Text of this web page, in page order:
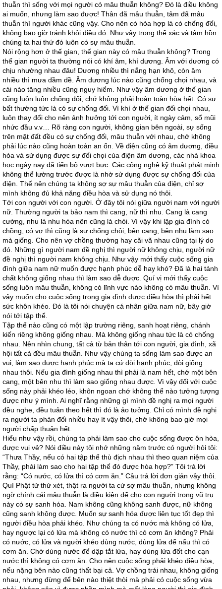
thuẫn thì sống với mọi người có mâu thuẫn không? Đó là điều không
ai muốn, nhưng làm sao được! Thân đã mâu thuẫn, tâm đã mâu
thuẫn thì người khác cũng vậy. Cho nên có hòa hợp là có chống đối,
không bao giờ tránh khỏi điều đó. Như vậy trong thể xác và tâm hồn
chúng ta hai thứ đó luôn có sự mâu thuẫn.
Nói rộng hơn ở thế gian, thế gian này có mâu thuẫn không? Trong
thế gian người ta thường nói có khí âm, khí dương. Âm với dương có
chịu nhường nhau đâu! Dương nhiều thì nắng hạn khô, còn âm
nhiều thì mưa dầm dề. Âm dương lúc nào cũng chống chọi nhau, và
cái nào tăng nhiều cũng nguy hiểm. Như vậy âm dương ở thế gian
cũng luôn luôn chống đối, chớ không phải hoàn toàn hòa hết. Có sự
bất thường tức là có sự chống đối. Vì khí ở thế gian đối chọi nhau,
luôn thay đổi cho nên ảnh hưởng tới con người, ít ngày cảm, sổ mũi
nhức đầu v.v… Rõ ràng con người, không gian bên ngoài, sự sống
trên mặt đất đều có sự chống đối, mâu thuẫn với nhau, chớ không
phải lúc nào cũng hoàn toàn an ổn. Về điện cũng có âm dương, điều
hòa và sử dụng được sự đối chọi của điện âm dương, các nhà khoa
học ngày nay đã tiến bộ vượt bực. Các công nghệ kỹ thuật phát minh
không thể lường trước được là nhờ sử dụng được sự chống đối của
điện. Thế nên chúng ta không sợ sự mâu thuẫn của điện, chỉ sợ
mình không đủ khả năng điều hòa và sử dụng nó thôi.
Tới con người với con người. Ở đây tôi nói giữa người nam với người
nữ. Thường người ta bảo nam thì cang, nữ thì nhu. Cang là cang
cường, nhu là nhu hòa nên cũng là chỏi. Vì vậy khi lập gia đình có
chồng, có vợ thì cũng là sự chống chỏi; bên cang, bên nhu làm sao
mà giống. Cho nên vợ chồng thường hay cãi vã nhau cũng tại lý do
đó. Những gì người nam đề nghị thì người nữ không chịu, người nữ
đề nghị thì người nam không chịu. Như vậy mới thấy cuộc sống gia
đình giữa nam nữ muốn được hạnh phúc dễ hay khó? Đã là hai tánh
chất không giống nhau thì làm sao dễ được. Quí vị mới thấy cuộc
sống luôn mâu thuẫn, không có lĩnh vực nào không có mâu thuẫn. Vì
vậy muốn cho cuộc sống trong gia đình được điều hòa thì phải hết
sức khôn khéo. Đó là tôi nói chuyện cá nhân giữa nam nữ, bây giờ
nói tới tập thể.
Tập thể nào cũng có một lập trường riêng, sanh hoạt riêng, chánh
kiến riêng không giống nhau. Mà không giống nhau tức là có chống
nhau. Nên nhìn chung, tất cả từ bản thân tới con người, gia đình, xã
hội tất cả đều mâu thuẫn. Như vậy chúng ta sống làm sao được an
vui, làm sao được hạnh phúc mà ta cứ đòi hạnh phúc, đòi giống
nhau thôi. Nếu gia đình giống nhau thì phải là nam hết, chớ một bên
cang, một bên nhu thì làm sao giống nhau được. Vì vậy đối với cuộc
sống này phải khéo léo, khôn ngoan chớ không thể nào tưởng tượng
được như ý mình. Ai nghĩ rằng những gì mình đề nghị ra mọi người
đều nghe, đều tuân theo hết thì đó là ảo tưởng. Chỉ có mình đề nghị
ra người ta phản đối nhiều hay ít vậy thôi, chớ không bao giờ mọi
người chấp thuận hết.
Hiểu như vậy rồi, chúng ta phải làm sao cho cuộc sống được ôn hòa,
được vui vẻ? Nói điều này tôi nhớ những năm trước có người hỏi tôi:
“Thưa Thầy, nếu có hai tập thể thù địch nhau thì theo quan niệm của
Thầy, phải làm sao cho hai tập thể đó được hòa hợp?” Tôi trả lời
rằng: “Có nước, có lửa thì có cơm ăn.” Câu trả lời đơn giản vậy thôi.
Quí Phật tử thử xét, thật ra người ta cứ sợ mâu thuẫn, nhưng không
ngờ chính cái mâu thuẫn là điều kiện để cho con người trong vũ trụ
này có sự sanh hóa. Nam không cũng không sanh được, nữ không
cũng sanh không được. Muốn sự sanh hóa được liên tục tốt đẹp thì
người điều hòa phải khéo. Như chúng ta có nước mà không có lửa,
hay ngược lại có lửa mà không có nước thì có cơm ăn không? Phải
có nước, có lửa và người khéo dùng nước, dùng lửa để nấu thì có
cơm ăn. Chớ dùng nước để dập tắt lửa, hay dùng lửa đốt cho cạn
nước thì không có cơm ăn. Cho nên cuộc sống phải khéo điều hòa,
nếu nặng bên nào cũng thất bại cả. Vợ chồng trái nhau, không giống
nhau, nhưng đừng để bên nào thiệt thòi mà phải có cuộc sống vừa